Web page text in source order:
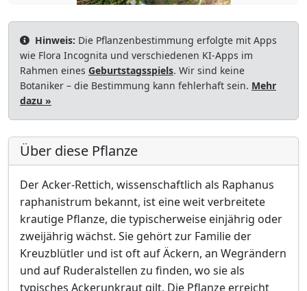
Hinweis: Die Pflanzenbestimmung erfolgte mit Apps
wie Flora Incognita und verschiedenen KI-Apps im
Rahmen eines Geburtstagsspiels. Wir sind keine
Botaniker – die Bestimmung kann fehlerhaft sein. Mehr
dazu »
Über diese Pflanze
Der Acker-Rettich, wissenschaftlich als Raphanus
raphanistrum bekannt, ist eine weit verbreitete
krautige Pflanze, die typischerweise einjährig oder
zweijährig wächst. Sie gehört zur Familie der
Kreuzblütler und ist oft auf Äckern, an Wegrändern
und auf Ruderalstellen zu finden, wo sie als
typisches Ackerunkraut gilt. Die Pflanze erreicht